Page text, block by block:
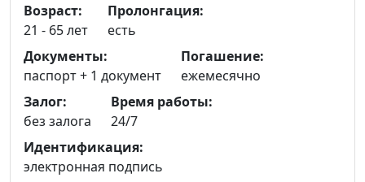
Возраст:
21 - 65 лет
Пролонгация:
есть
Документы:
паспорт + 1 документ
Погашение:
ежемесячно
Залог:
без залога
Время работы:
24/7
Идентификация:
электронная подпись